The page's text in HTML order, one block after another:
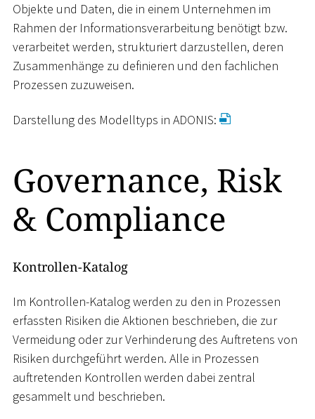
Objekte und Daten, die in einem Unternehmen im
Rahmen der Informationsverarbeitung benötigt bzw.
verarbeitet werden, strukturiert darzustellen, deren
Zusammenhänge zu definieren und den fachlichen
Prozessen zuzuweisen.
Darstellung des Modelltyps in ADONIS:
Governance, Risk
& Compliance
Kontrollen-Katalog
Im Kontrollen-Katalog werden zu den in Prozessen
erfassten Risiken die Aktionen beschrieben, die zur
Vermeidung oder zur Verhinderung des Auftretens von
Risiken durchgeführt werden. Alle in Prozessen
auftretenden Kontrollen werden dabei zentral
gesammelt und beschrieben.